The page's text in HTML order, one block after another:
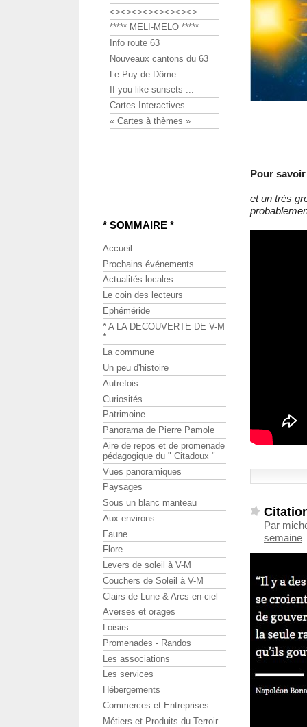
Pour
et un très
Par
semaine
<><><><><><><><>
***** MELI-MELO *****
Info route 63
Nouveaux cantons du 63
Le Puy de Dôme
If you like sunsets ...
Cartes Interactives
« Cartes à thèmes »
* SOMMAIRE *
Accueil
Prochains événements
Actualités locales
Le coin des lecteurs
Ephéméride
* A LA DECOUVERTE DE V-M
*
La commune
Un peu d'histoire
Autrefois
Curiosités
Patrimoine
Panorama de Pierre Pamole
Aire de repos et de promenade
pédagogique du " Citadoux "
Vues panoramiques
Paysages
Sous un blanc manteau
Aux environs
Faune
Flore
Levers de soleil à V-M
Couchers de Soleil à V-M
Clairs de Lune & Arcs-en-ciel
Averses et orages
Loisirs
Promenades - Randos
Les associations
Les services
Hébergements
Commerces et Entreprises
Métiers et Produits du Terroir